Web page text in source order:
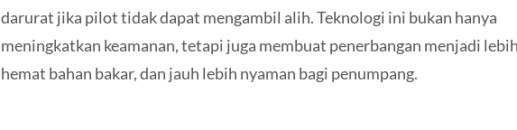
darurat jika pilot tidak dapat mengambil alih. Teknologi ini bukan hanya
meningkatkan keamanan, tetapi juga membuat penerbangan menjadi
hemat bahan bakar, dan jauh lebih nyaman bagi penumpang.